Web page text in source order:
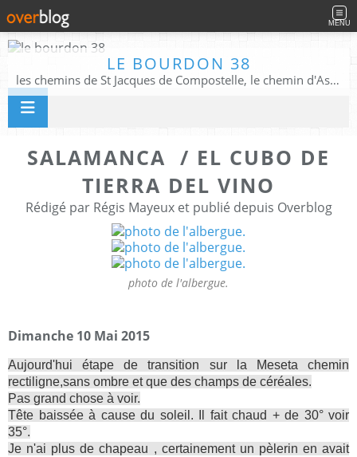
MENU
LE BOURDON 38
les chemins de St Jacques de Compostelle, le chemin d'Assise, La Voie Francigena, et autres chemins ........
SALAMANCA / EL CUBO DE
TIERRA DEL VINO
Rédigé par Régis Mayeux et publié depuis Overblog
photo de l'albergue.
Dimanche 10 Mai 2015
Aujourd'hui étape de transition sur la Meseta chemin
rectiligne,sans ombre et que des champs de céréales.
Pas grand chose à voir.
Tête baissée à cause du soleil. Il fait chaud + de 30° voir
35°.
Je n'ai plus de chapeau , certainement un pèlerin en avait